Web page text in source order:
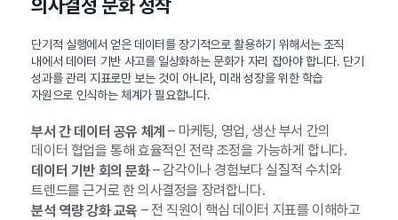
의사결정 문화 정착
단기적 실행에서 얻은 데이터를 장기적으로 활용하기 위해서는 조직
내에서 데이터 기반 사고를 일상화하는 문화가 자리 잡아야 합니다. 단기
성과를 관리 지표로만 보는 것이 아니라, 미래 성장을 위한 학습
자원으로 인식하는 체계가 필요합니다.
부서 간 데이터 공유 체계 – 마케팅, 영업, 생산 부서 간의
데이터 협업을 통해 효율적인 전략 조정을 가능하게 합니다.
데이터 기반 회의 문화– 감각이나 경험보다 실질적 수치와
트렌드를 근거로 한 의사결정을 장려합니다.
분석 역량 강화 교육 – 전 직원이 핵심 데이터 지표를 이해하고